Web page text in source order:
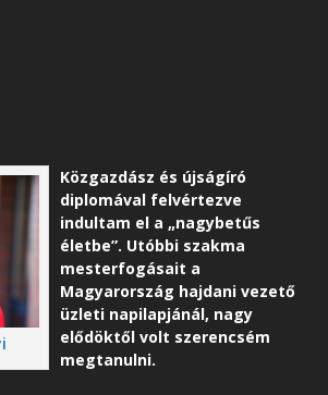
Közgazdász és újságíró
diplomával felvértezve
indultam el a „nagybetűs
életbe”. Utóbbi szakma
mesterfogásait a
Magyarország hajdani vezető
üzleti napilapjánál, nagy
elődöktől volt szerencsém
megtanulni.